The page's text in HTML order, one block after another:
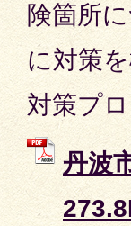
険箇所
に対策
対策プ
丹波